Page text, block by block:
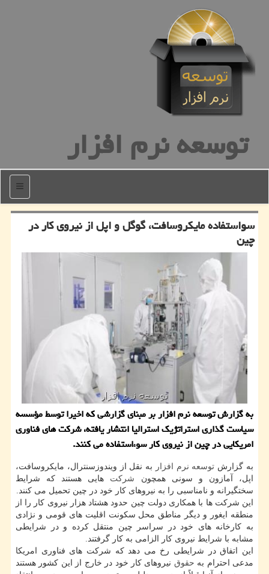
توسعه نرم افزار
منو
سواستفاده مایكروسافت، گوگل و اپل از نیروی كار در
چین
به گزارش توسعه نرم افزار بر مبنای گزارشی كه اخیرا توسط مؤسسه
سیاست گذاری استراتژیك استرالیا انتشار یافته، شركت های فناوری
امریكایی در چین از نیروی كار سوءاستفاده می كنند.
به گزارش توسعه نرم افزار
به نقل از ویندوزسنترال، مایكروسافت،
اپل، آمازون و سونی همچون شركت هایی هستند كه شرایط
سختگیرانه و نامناسبی را به نیروهای كار خود در چین تحمیل می كنند.
این شركت ها با همكاری دولت چین حدود هشتاد هزار نیروی كار را از
منطقه ایغور و دیگر مناطق محل سكونت اقلیت های قومی و نژادی
به كارخانه های خود در سراسر چین منتقل كرده و در شرایطی
مشابه با شرایط نیروی كار الزامی به كار گرفتند.
این اتفاق در شرایطی رخ می دهد كه شركت های فناوری امریكا
مدعی احترام به حقوق نیروهای كار خود در خارج از این كشور هستند